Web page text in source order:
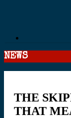
NEWS
THE
THAT